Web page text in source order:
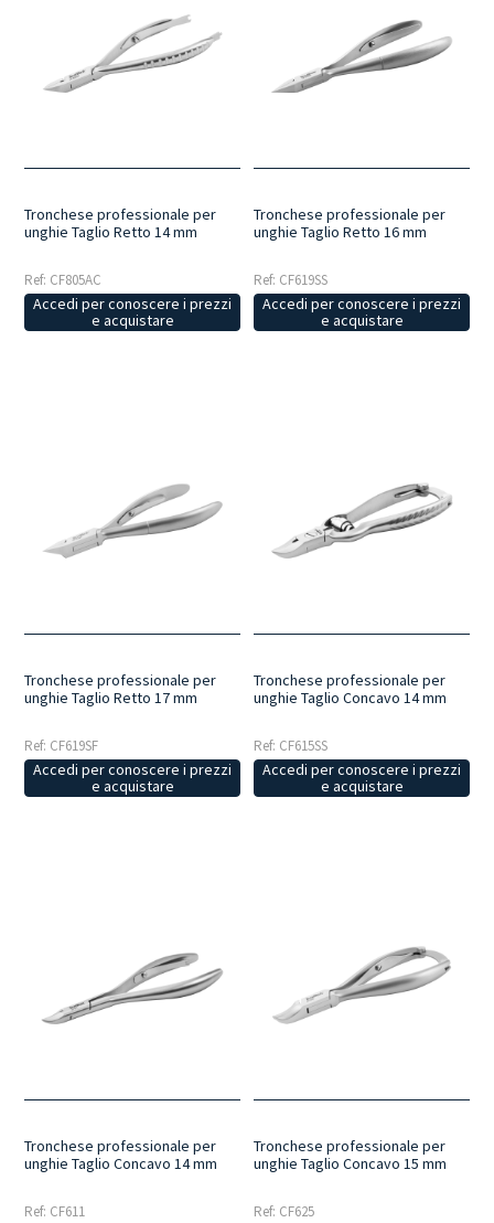
Tronchese professionale per
unghie Taglio Retto 14 mm
Ref: CF805AC
Accedi per conoscere i prezzi
e acquistare
Tronchese professionale per
unghie Taglio Retto 16 mm
Ref: CF619SS
Accedi per conoscere i prezzi
e acquistare
Tronchese professionale per
unghie Taglio Retto 17 mm
Ref: CF619SF
Accedi per conoscere i prezzi
e acquistare
Tronchese professionale per
unghie Taglio Concavo 14 mm
Ref: CF615SS
Accedi per conoscere i prezzi
e acquistare
Tronchese professionale per
unghie Taglio Concavo 14 mm
Ref: CF611
Tronchese professionale per
unghie Taglio Concavo 15 mm
Ref: CF625